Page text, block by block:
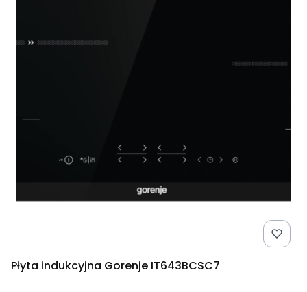
Płyta indukcyjna Gorenje IT643BCSC7